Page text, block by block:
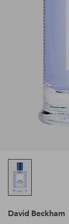
David Beckham